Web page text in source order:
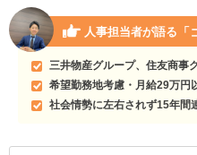
人事担当者が語る
三井物産グループ、住友商事
希望勤務地考慮・月給29万円
社会情勢に左右されず15年間